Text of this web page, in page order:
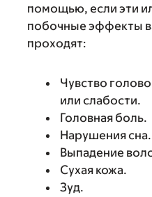
помощью, если эти
побочные эффекты
проходят:
Чувство
или слабости.
Головная боль.
Нарушения сна.
Выпадение
Сухая кожа.
Зуд.